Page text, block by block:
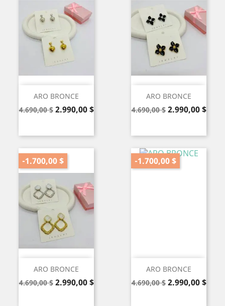
ARO BRONCE
Precio
4.690,00 $ Precio
2.990,00 $
ARO BRONCE
Precio
4.690,00 $ Precio
2.990,00 $
ARO BRONCE
Precio
4.690,00 $ Precio
2.990,00 $
-1.700,00 $
ARO BRONCE
Precio
4.690,00 $ Precio
2.990,00 $
-1.700,00 $